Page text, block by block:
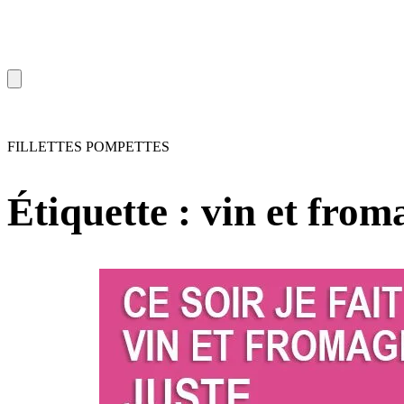
FILLETTES POMPETTES
Étiquette : vin et